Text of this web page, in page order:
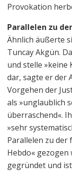
Provokation
Parallelen zu
Ähnlich äußerte
Tuncay Akgün.
und stelle »keine
dar, sagte er der
Vorgehen der
als »unglaublich
überraschend«.
»sehr
Parallelen zu der
Hebdo« gezogen
gegründet und